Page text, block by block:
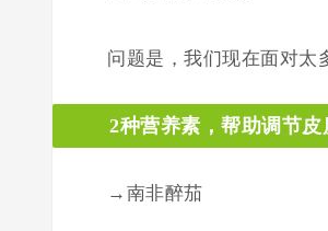
问题是，我们现在面对太
2种营养素，帮助调节皮
→ 南非醉茄